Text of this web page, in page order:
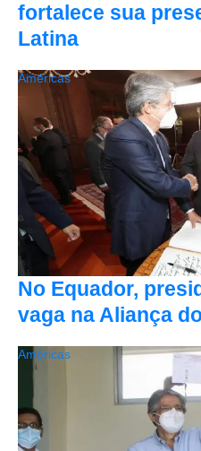
fortalece sua
Latina
No Equador,
vaga na Aliança
Américas
Américas